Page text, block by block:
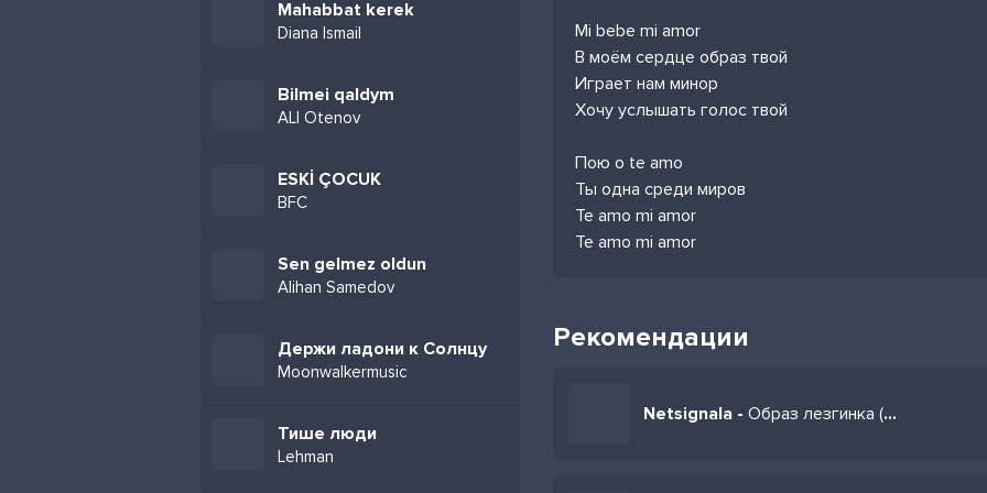
Mahabbat kerek
Diana Ismail
Bilmei qaldym
ALI Otenov
ESKİ ÇOCUK
BFC
Sen gelmez oldun
Alihan Samedov
Держи ладони к Солнцу
Moonwalkermusic
Тише люди
Lehman
Mi bebe mi amor
В моём сердце образ твой
Играет нам минор
Хочу услышать голос твой
Пою o te amo
Ты одна среди миров
Te amo mi amor
Te amo mi amor
Рекомендации
Netsignala - Образ лезгинка (Remix)